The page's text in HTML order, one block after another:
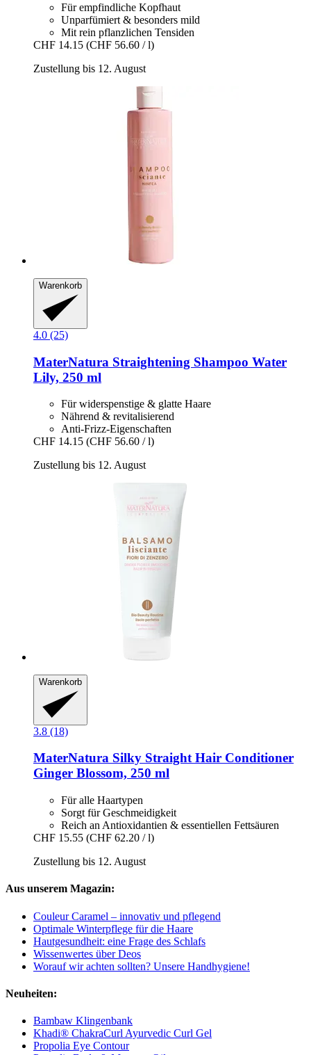
Für empfindliche Kopfhaut
Unparfümiert & besonders mild
Mit rein pflanzlichen Tensiden
CHF 14.15 (CHF 56.60 / l)
Zustellung bis 12. August
Warenkorb
4.0 (25)
MaterNatura Straightening Shampoo Water
Lily, 250 ml
Für widerspenstige & glatte Haare
Nährend & revitalisierend
Anti-Frizz-Eigenschaften
CHF 14.15 (CHF 56.60 / l)
Zustellung bis 12. August
Warenkorb
3.8 (18)
MaterNatura Silky Straight Hair Conditioner
Ginger Blossom, 250 ml
Für alle Haartypen
Sorgt für Geschmeidigkeit
Reich an Antioxidantien & essentiellen Fettsäuren
CHF 15.55 (CHF 62.20 / l)
Zustellung bis 12. August
Aus unserem Magazin:
Couleur Caramel – innovativ und pflegend
Optimale Winterpflege für die Haare
Hautgesundheit: eine Frage des Schlafs
Wissenwertes über Deos
Worauf wir achten sollten? Unsere Handhygiene!
Neuheiten:
Bambaw Klingenbank
Khadi® ChakraCurl Ayurvedic Curl Gel
Propolia Eye Contour